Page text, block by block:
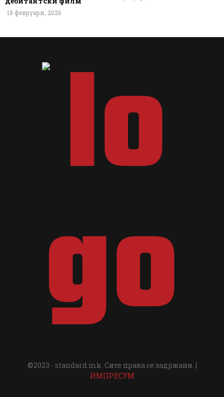
18 февруари, 2026
©2023 - standard.mk. Сите права се задржани. |
ИМПРЕСУМ